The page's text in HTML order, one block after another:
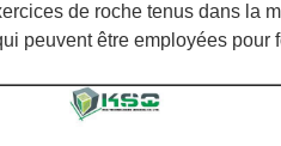
de roche tenus dans la
peuvent être employées